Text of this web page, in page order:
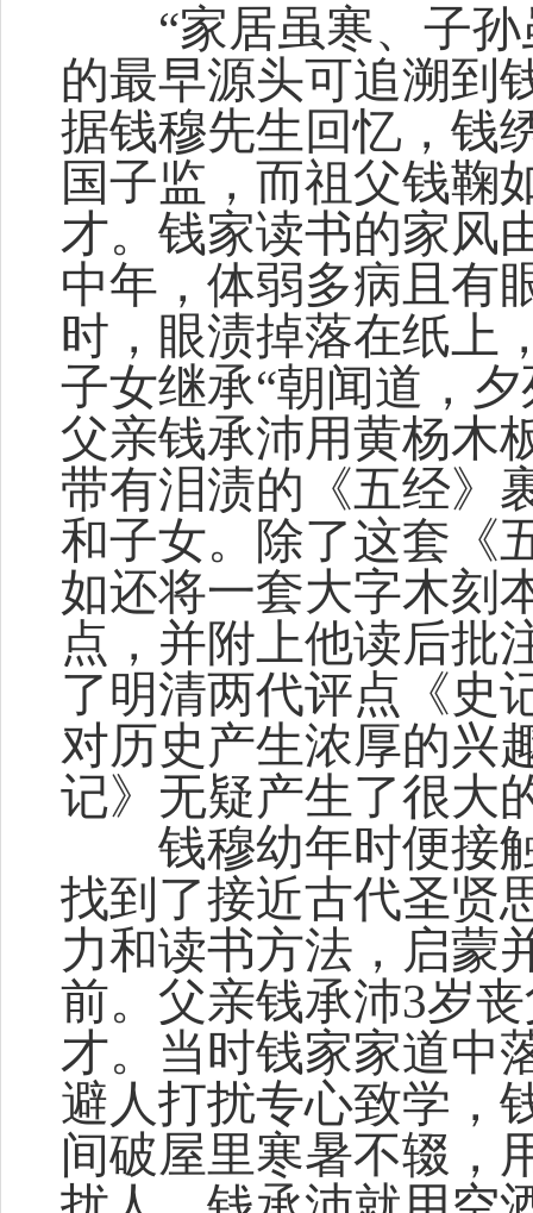
“家居虽寒、子孙
的最早源头可追溯到
据钱穆先生回忆，钱
国子监，而祖父钱鞠
才。钱家读书的家风
中年，体弱多病且有
时，眼渍掉落在纸上
子女继承“朝闻道，
父亲钱承沛用黄杨木
带有泪渍的《五经》
和子女。除了这套《
如还将一套大字木刻
点，并附上他读后批
了明清两代评点《史
对历史产生浓厚的兴
记》无疑产生了很大
钱穆幼年时便接触
找到了接近古代圣贤
力和读书方法，启蒙
前。父亲钱承沛3岁
才。当时钱家家道中
避人打扰专心致学，
间破屋里寒暑不辍，